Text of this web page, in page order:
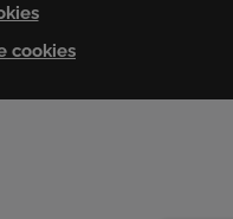
cookies